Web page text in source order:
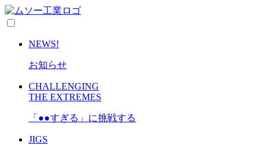
NEWS!
お知らせ
CHALLENGING
THE EXTREMES
「●●すぎる」に挑戦する
JIGS